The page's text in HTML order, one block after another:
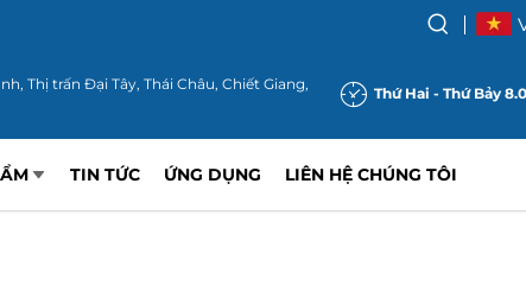
Thị trấn Đại Tây, Thái Châu, Chiết Giang,
Thứ Hai - Thứ Bảy
TIN TỨC ỨNG DỤNG LIÊN HỆ CHÚNG TÔI